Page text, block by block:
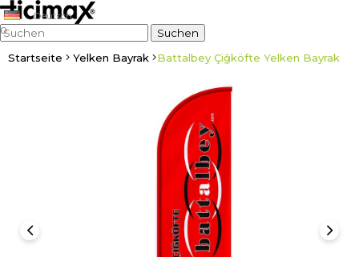
Deutsch
0
Startseite Yelken Bayrak Battalbey Çiğköfte Yelken Bayrak